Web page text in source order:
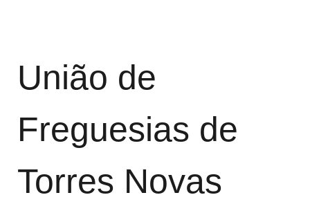
União de
Freguesias de
Torres Novas